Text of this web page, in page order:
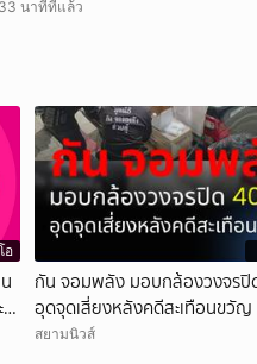
ดำเนินการต่อ
33 นาทีที่แล้ว
อ
กัน จอมพลัง มอบกล้องวงจรปิ
อุดจุดเสี่ยงหลังคดีสะเทือนขวัญ
สยามนิวส์